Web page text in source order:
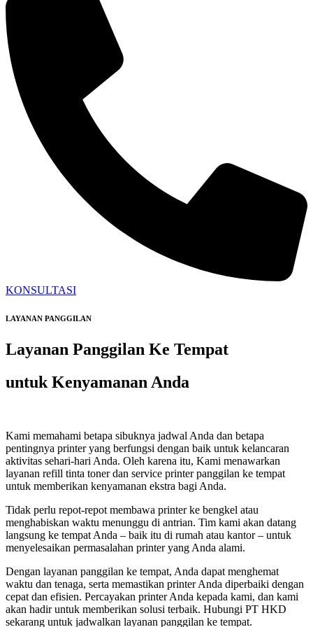
KONSULTASI
LAYANAN PANGGILAN
Layanan Panggilan Ke Tempat
untuk Kenyamanan Anda
Kami memahami betapa sibuknya jadwal Anda dan betapa
pentingnya printer yang berfungsi dengan baik untuk kelancaran
aktivitas sehari-hari Anda. Oleh karena itu, Kami menawarkan
layanan refill tinta toner dan service printer panggilan ke tempat
untuk memberikan kenyamanan ekstra bagi Anda.
Tidak perlu repot-repot membawa printer ke bengkel atau
menghabiskan waktu menunggu di antrian. Tim kami akan datang
langsung ke tempat Anda – baik itu di rumah atau kantor – untuk
menyelesaikan permasalahan printer yang Anda alami.
Dengan layanan panggilan ke tempat, Anda dapat menghemat
waktu dan tenaga, serta memastikan printer Anda diperbaiki dengan
cepat dan efisien. Percayakan printer Anda kepada kami, dan kami
akan hadir untuk memberikan solusi terbaik. Hubungi PT HKD
sekarang untuk jadwalkan layanan panggilan ke tempat.